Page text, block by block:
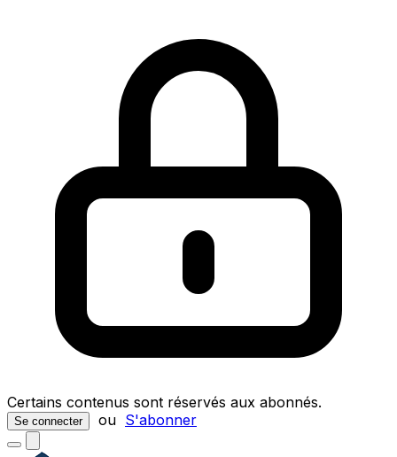
Certains contenus sont réservés aux abonnés.
Se connecter ou S'abonner